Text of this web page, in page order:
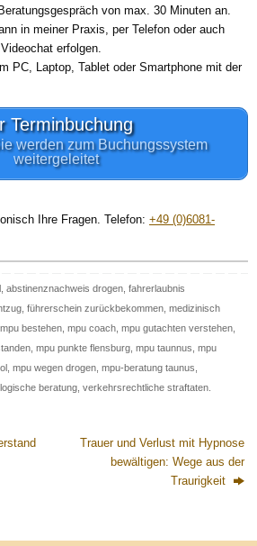
von max. 30 Minuten an.
in meiner Praxis, per Telefon oder auch
erfolgen.
PC, Laptop, Tablet oder Smartphone mit der
Terminbuchung
werden zum Buchungssystem
weitergeleitet
Ihre Fragen. Telefon: +49 (0)6081-
, abstinenznachweis drogen, fahrerlaubnis
führerschein zurückbekommen medizinisch
mpu bestehen mpu coach mpu gutachten verstehen
mpu punkte flensburg mpu taunnus mpu
mpu wegen drogen mpu-beratung taunus
beratung verkehrsrechtliche straftaten
Trauer und Verlust mit Hypnose
bewältigen: Wege aus der
Traurigkeit